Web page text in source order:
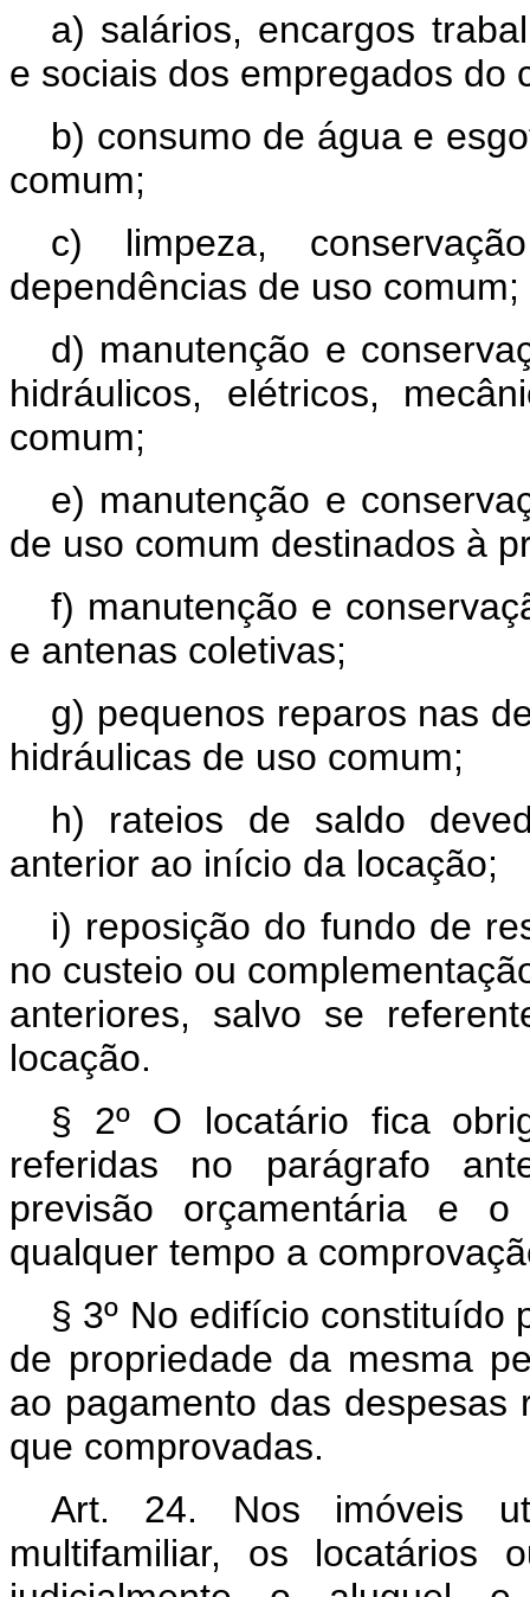
a) salários, encargos
e sociais dos empregados do
b) consumo de água e
comum;
c) limpeza,
dependências de uso comum;
d) manutenção e
hidráulicos, elétricos,
comum;
e) manutenção e
de uso comum destinados à
f) manutenção e
e antenas coletivas;
g) pequenos reparos nas
hidráulicas de uso comum;
h) rateios de saldo
anterior ao início da locação;
i) reposição do fundo de
no custeio ou
anteriores, salvo se
locação.
§ 2º O locatário fica
referidas no parágrafo
previsão orçamentária e
qualquer tempo a
§ 3º No edifício constituído
de propriedade da mesma
ao pagamento das despesas
que comprovadas.
Art. 24. Nos imóveis
multifamiliar, os locatários